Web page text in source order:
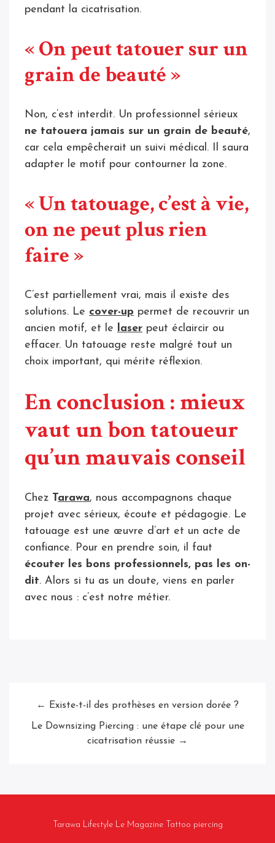
pendant la cicatrisation.
« On peut tatouer sur un
grain de beauté »
Non, c’est interdit. Un professionnel sérieux
ne tatouera jamais sur un grain de beauté,
car cela empêcherait un suivi médical. Il saura
adapter le motif pour contourner la zone.
« Un tatouage, c’est à vie,
on ne peut plus rien
faire »
C’est partiellement vrai, mais il existe des
solutions. Le cover-up permet de recouvrir un
ancien motif, et le
laser peut éclaircir ou
effacer. Un tatouage reste malgré tout un
choix important, qui mérite réflexion.
En conclusion : mieux
vaut un bon tatoueur
qu’un mauvais conseil
Chez Tarawa, nous accompagnons chaque
projet avec sérieux, écoute et pédagogie. Le
tatouage est une œuvre d’art et un acte de
confiance. Pour en prendre soin, il faut
écouter les bons professionnels, pas les on-
dit. Alors si tu as un doute, viens en parler
avec nous : c’est notre métier.
← Existe-t-il des prothèses en version dorée ?
Le Downsizing Piercing : une étape clé pour une
cicatrisation réussie →
Tarawa Lifestyle Le Magazine Tattoo piercing